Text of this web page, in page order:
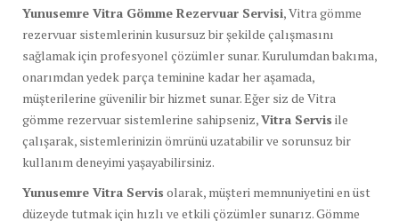
Yunusemre Vitra Gömme Rezervuar Servisi, Vitra gömme
rezervuar sistemlerinin kusursuz bir şekilde çalışmasını
sağlamak için profesyonel çözümler sunar. Kurulumdan bakıma,
onarımdan yedek parça teminine kadar her aşamada,
müşterilerine güvenilir bir hizmet sunar. Eğer siz de Vitra
gömme rezervuar sistemlerine sahipseniz,Vitra Servis ile
çalışarak, sistemlerinizin ömrünü uzatabilir ve sorunsuz bir
kullanım deneyimi yaşayabilirsiniz.
Yunusemre Vitra Servis olarak, müşteri memnuniyetini en üst
düzeyde tutmak için hızlı ve etkili çözümler sunarız. Gömme